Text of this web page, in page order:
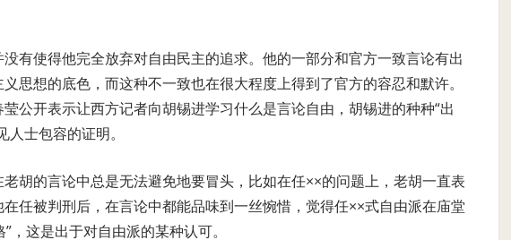
有使得他完全放弃对自由民主的追求。他的一部分和官方一致言论有出
思想的底色，而这种不一致也在很大程度上得到了官方的容忍和默许。
公开表示让西方记者向胡锡进学习什么是言论自由，胡锡进的种种“出
士包容的证明。
胡的言论中总是无法避免地要冒头，比如在任××的问题上，老胡一直表
任被判刑后，在言论中都能品味到一丝惋惜，觉得任××式自由派在庙堂
，这是出于对自由派的某种认可。